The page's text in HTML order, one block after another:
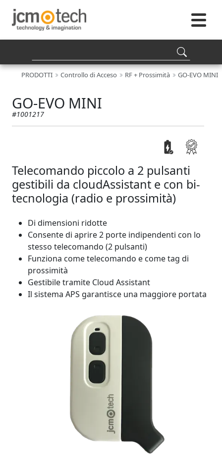
PRODOTTI Controllo di Acceso RF + Prossimità GO-EVO MINI
GO-EVO MINI
#1001217
Telecomando piccolo a 2 pulsanti
gestibili da cloudAssistant e con bi-
tecnologia (radio e prossimità)
Di dimensioni ridotte
Consente di aprire 2 porte indipendenti con lo
stesso telecomando (2 pulsanti)
Funziona come telecomando e come tag di
prossimità
Gestibile tramite Cloud Assistant
Il sistema APS garantisce una maggiore portata